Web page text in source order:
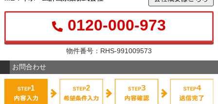
0120-000-973
物件番号：RHS-991009573
お問合わせ